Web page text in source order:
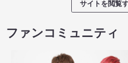
サイトを閲覧
ファンコミュニティ